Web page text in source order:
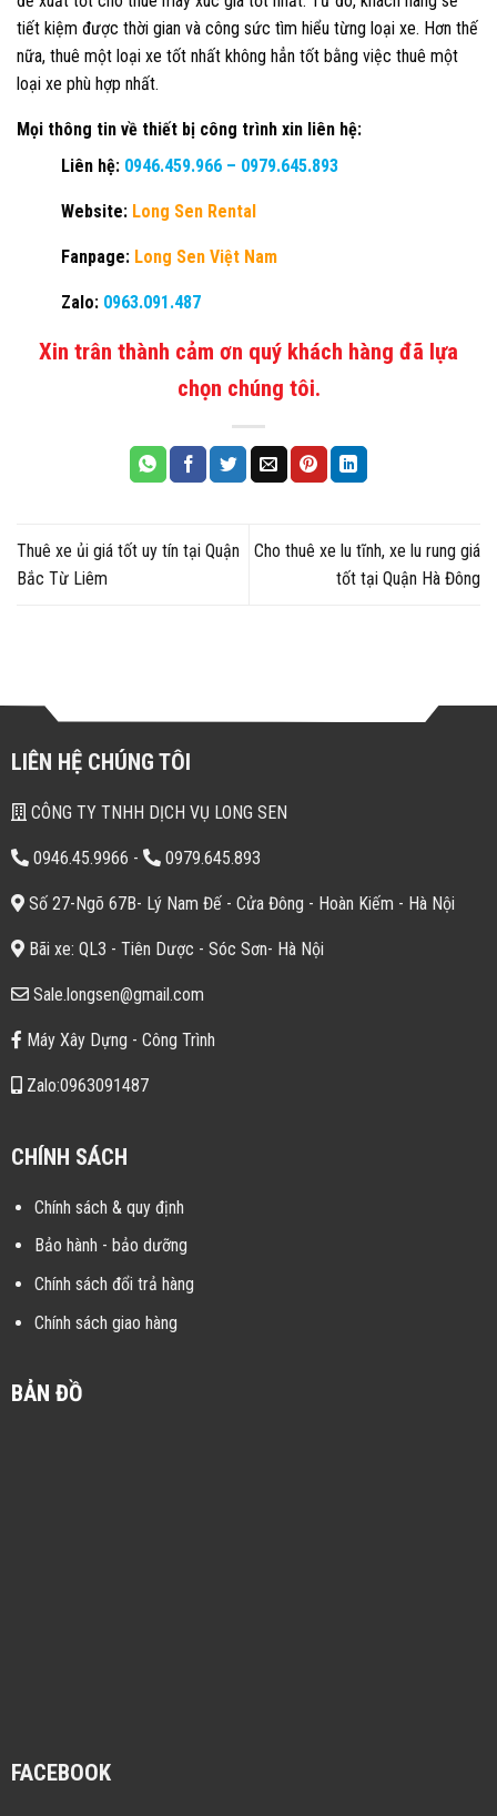
tiết kiệm được thời gian và công sức tìm hiểu từng loại xe. Hơn thế
nữa, thuê một loại xe tốt nhất không hẳn tốt bằng việc thuê một
loại xe phù hợp nhất.
Mọi thông tin về thiết bị công trình xin liên hệ:
Liên hệ: 0946.459.966 – 0979.645.893
Website: Long Sen Rental
Fanpage: Long Sen Việt Nam
Zalo: 0963.091.487
Xin trân thành cảm ơn quý khách hàng đã lựa
chọn chúng tôi.
Thuê xe ủi giá tốt uy tín tại Quận
Bắc Từ Liêm
Cho thuê xe lu tĩnh, xe lu rung giá
tốt tại Quận Hà Đông
LIÊN HỆ CHÚNG TÔI
CÔNG TY TNHH DỊCH VỤ LONG SEN
0946.45.9966 - 0979.645.893
Số 27-Ngõ 67B- Lý Nam Đế - Cửa Đông - Hoàn Kiếm - Hà Nội
Bãi xe: QL3 - Tiên Dược - Sóc Sơn- Hà Nội
Sale.longsen@gmail.com
Máy Xây Dựng - Công Trình
Zalo:0963091487
CHÍNH SÁCH
Chính sách & quy định
Bảo hành - bảo dưỡng
Chính sách đổi trả hàng
Chính sách giao hàng
BẢN ĐỒ
FACEBOOK